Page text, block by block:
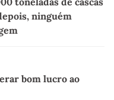
ninguém
bom lucro ao